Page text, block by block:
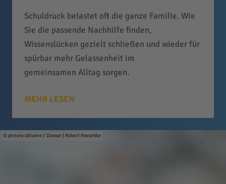
Schuldruck belastet oft die ganze Familie. Wie
Sie die passende Nachhilfe finden,
Wissenslücken gezielt schließen und wieder für
spürbar mehr Gelassenheit im
gemeinsamen Alltag sorgen.
MEHR LESEN
picture alliance / Zoonar | Robert Kneschke